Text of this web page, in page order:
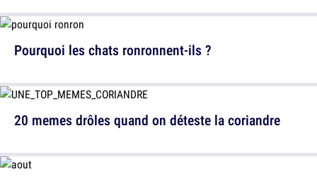
20 memes drôles quand on déteste la coriandre
Pourquoi les chats ronronnent-ils ?